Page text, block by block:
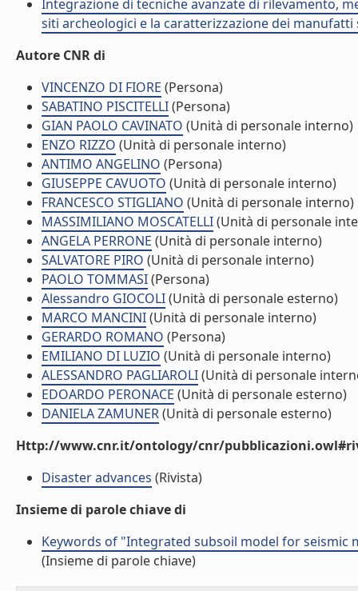
Integrazione di tecniche avanzate di rilevamento,
siti archeologici e la caratterizzazione dei manufatti
Autore CNR di
VINCENZO DI FIORE (Persona)
SABATINO PISCITELLI(Persona)
GIAN PAOLO CAVINATO (Unità di personale interno)
ENZO RIZZO (Unità di personale interno)
ANTIMO ANGELINO (Persona)
GIUSEPPE CAVUOTO (Unità di personale interno)
FRANCESCO STIGLIANO (Unità di personale interno)
MASSIMILIANO MOSCATELLI(Unità di personale
ANGELA PERRONE (Unità di personale interno)
SALVATORE PIRO (Unità di personale interno)
PAOLO TOMMASI(Persona)
Alessandro GIOCOLI(Unità di personale esterno)
MARCO MANCINI(Unità di personale interno)
GERARDO ROMANO (Persona)
EMILIANO DI LUZIO (Unità di personale interno)
ALESSANDRO PAGLIAROLI(Unità di personale
EDOARDO PERONACE (Unità di personale esterno)
DANIELA ZAMUNER(Unità di personale esterno)
Http://www.cnr.it/ontology/cnr/
Disaster advances (Rivista)
Insieme di parole chiave di
Keywords of "Integrated subsoil model for seismic
(Insieme di parole chiave)